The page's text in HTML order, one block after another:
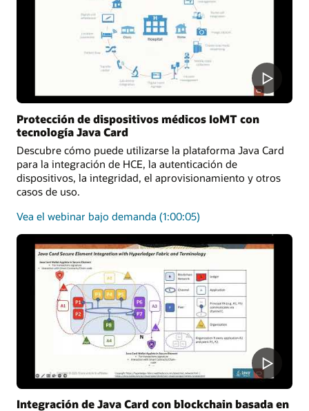
Protección de dispositivos médicos IoMT con
tecnología Java Card
Descubre cómo puede utilizarse la plataforma Java Card
para la integración de HCE, la autenticación de
dispositivos, la integridad, el aprovisionamiento y otros
casos de uso.
Vea el webinar bajo demanda sobre
utilizar
la
plataforma
Java
Card
para
proteger
soluciones
médicas
(1:00:05)
Integración de Java Card con blockchain basada en